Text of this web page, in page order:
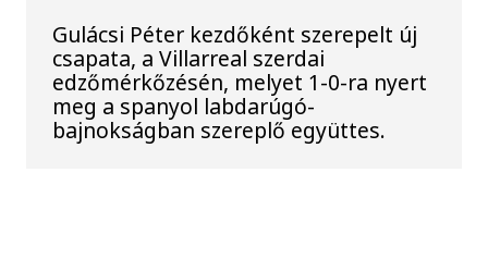
Gulácsi Péter kezdőként szerepelt új
csapata, a Villarreal szerdai
edzőmérkőzésén, melyet 1-0-ra nyert
meg a spanyol labdarúgó-
bajnokságban szereplő együttes.